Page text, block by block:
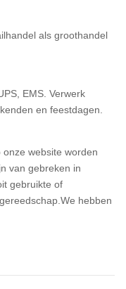
als groothandel
EMS. Verwerk
en feestdagen.
website worden
van gebreken in
gebruikte of
hebben